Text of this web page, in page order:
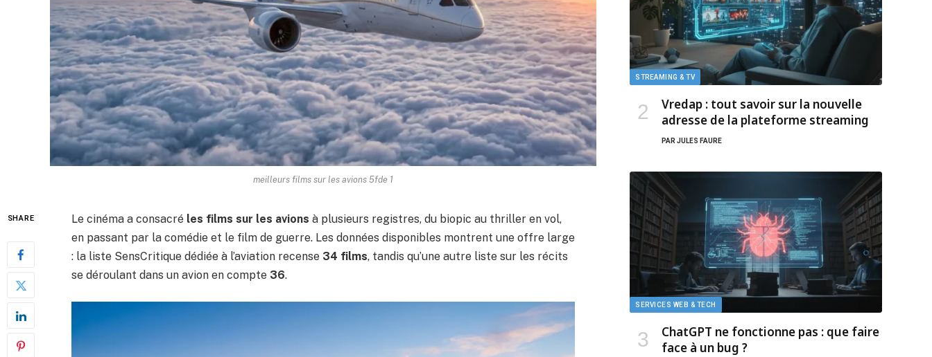
meilleurs films sur les avions 5fde 1
SHARE Le cinéma a consacré les films sur les avions à plusieurs registres, du biopic au thriller en vol,
en passant par la comédie et le film de guerre. Les données disponibles montrent une offre large
: la liste SensCritique dédiée à l’aviation recense 34 films, tandis qu’une autre liste sur les récits
se déroulant dans un avion en compte 36.
STREAMING & TV
Vredap : tout savoir sur la nouvelle
adresse de la plateforme streaming
PAR JULES FAURE
SERVICES WEB & TECH
ChatGPT ne fonctionne pas : que faire
face à un bug ?